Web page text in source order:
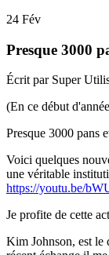
24 Fév
Presque 3000
Écrit par Super
(En ce début
Presque 3000 pans
Voici quelques
une véritable
https://youtu.be/
Je profite de cette
Kim Johnson, est le